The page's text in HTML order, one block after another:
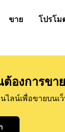
ขาย โปรโม
องการขา
ไลน์เพื่อขายบนเ